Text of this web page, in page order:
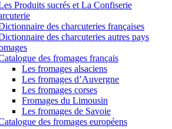
Produits sucrés et La Confiserie
des charcuteries françaises
des charcuteries autres pays
des fromages français
Les fromages alsaciens
Les fromages d’Auvergne
Les fromages corses
Fromages du Limousin
Les fromages de Savoie
des fromages européens